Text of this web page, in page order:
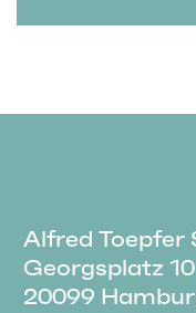
Alfred Toepfer
Georgsplatz 10
20099